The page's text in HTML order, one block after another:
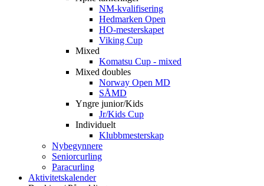
NM-kvalifisering
Hedmarken Open
HO-mesterskapet
Viking Cup
Mixed
Komatsu Cup - mixed
Mixed doubles
Norway Open MD
SÅMD
Yngre junior/Kids
Jr/Kids Cup
Individuelt
Klubbmesterskap
Nybegynnere
Seniorcurling
Paracurling
Aktivitetskalender